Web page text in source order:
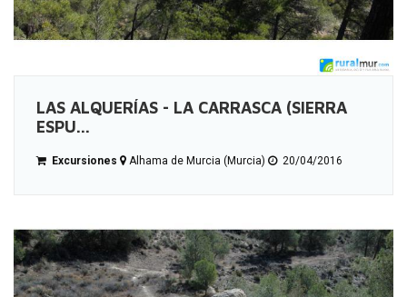
LAS ALQUERÍAS - LA CARRASCA (SIERRA
ESPU...
Excursiones Alhama de Murcia (Murcia) 20/04/2016